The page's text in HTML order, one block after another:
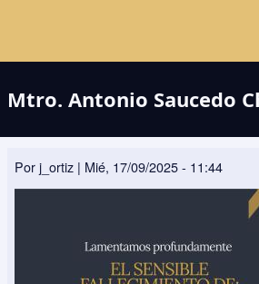
principal
Mtro. Antonio Saucedo
Porj_ortiz | Mié, 17/09/2025 - 11:44